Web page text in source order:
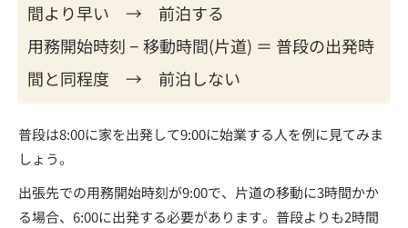
間より早い → 前泊する
用務開始時刻 − 移動時間(片道) ＝ 普段の出発時
間と同程度 → 前泊しない
普段は8:00に家を出発して9:00に始業する人を例に見てみま
しょう。
出張先での用務開始時刻が9:00で、片道の移動に3時間かか
る場合、6:00に出発する必要があります。普段よりも2時間